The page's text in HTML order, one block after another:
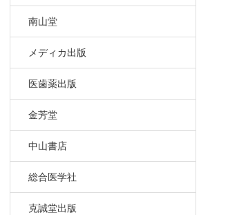
南山堂
メディカ出版
医歯薬出版
金芳堂
中山書店
総合医学社
克誠堂出版